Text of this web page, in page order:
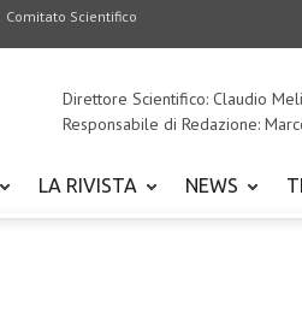
Comitato Scientifico
Direttore Scientifico: Claudio
Responsabile di Redazione:
LA RIVISTA NEWS